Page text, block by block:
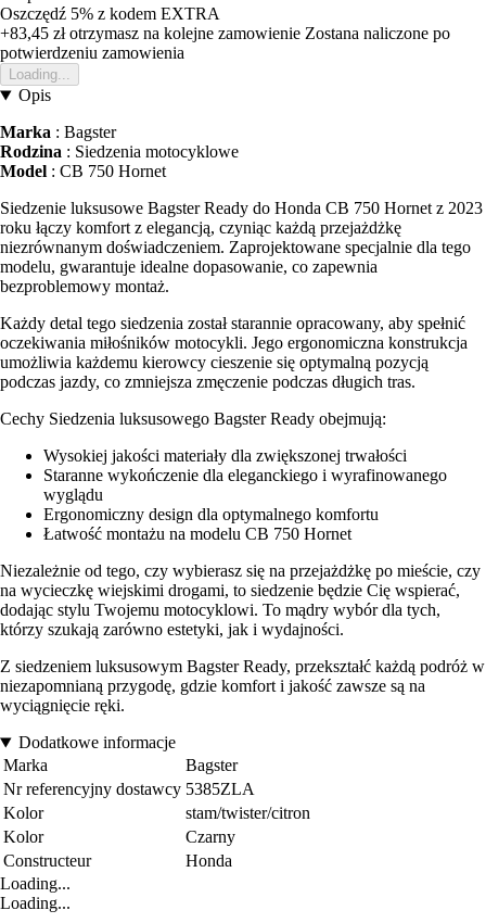
Oszczędź 5% z kodem EXTRA
+83,45 złotrzymasz na kolejne zamowienie Zostana naliczone po
potwierdzeniu zamowienia
Loading...
Opis
Marka : Bagster
Rodzina : Siedzenia motocyklowe
Model : CB 750 Hornet
Siedzenie luksusowe Bagster Ready do Honda CB 750 Hornet z 2023
roku łączy komfort z elegancją, czyniąc każdą przejażdżkę
niezrównanym doświadczeniem. Zaprojektowane specjalnie dla tego
modelu, gwarantuje idealne dopasowanie, co zapewnia
bezproblemowy montaż.
Każdy detal tego siedzenia został starannie opracowany, aby spełnić
oczekiwania miłośników motocykli. Jego ergonomiczna konstrukcja
umożliwia każdemu kierowcy cieszenie się optymalną pozycją
podczas jazdy, co zmniejsza zmęczenie podczas długich tras.
Cechy Siedzenia luksusowego Bagster Ready obejmują:
Wysokiej jakości materiały dla zwiększonej trwałości
Staranne wykończenie dla eleganckiego i wyrafinowanego
wyglądu
Ergonomiczny design dla optymalnego komfortu
Łatwość montażu na modelu CB 750 Hornet
Niezależnie od tego, czy wybierasz się na przejażdżkę po mieście, czy
na wycieczkę wiejskimi drogami, to siedzenie będzie Cię wspierać,
dodając stylu Twojemu motocyklowi. To mądry wybór dla tych,
którzy szukają zarówno estetyki, jak i wydajności.
Z siedzeniem luksusowym Bagster Ready, przekształć każdą podróż w
niezapomnianą przygodę, gdzie komfort i jakość zawsze są na
wyciągnięcie ręki.
Dodatkowe informacje
Marka
Bagster
Nr referencyjny dostawcy 5385ZLA
Kolor
stam/twister/citron
Kolor
Czarny
Constructeur
Honda
Loading...
Loading...